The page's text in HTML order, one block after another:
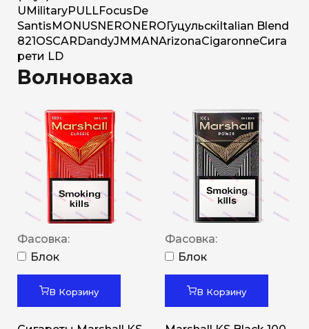
U MilitaryPULLFocus De
Santis MONUSNERO NERO Гуцульскі Italian Blend
821 OSCAR DandyJM MANArizonaCigaronneСига
рети LD
Волноваха
Фасовка:
Блок
В Корзину
Фасовка:
Блок
В Корзину